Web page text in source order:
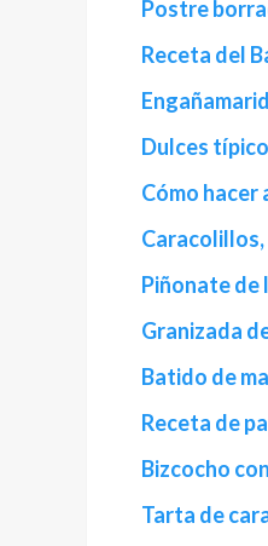
Postre
Receta del
Dulces
Cómo
Piñonate de
Granizada
Batido de
Receta de
Bizcocho
Tarta de